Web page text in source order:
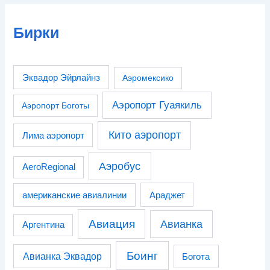
Бирки
Эквадор Эйрлайнз Аэромексико
Аэропорт Боготы Аэропорт Гуаякиль
Лима аэропорт Кито аэропорт
AeroRegional Аэробус
американские авиалинии Араджет
Аргентина Авиация Авианка
Авианка Эквадор Боинг Богота